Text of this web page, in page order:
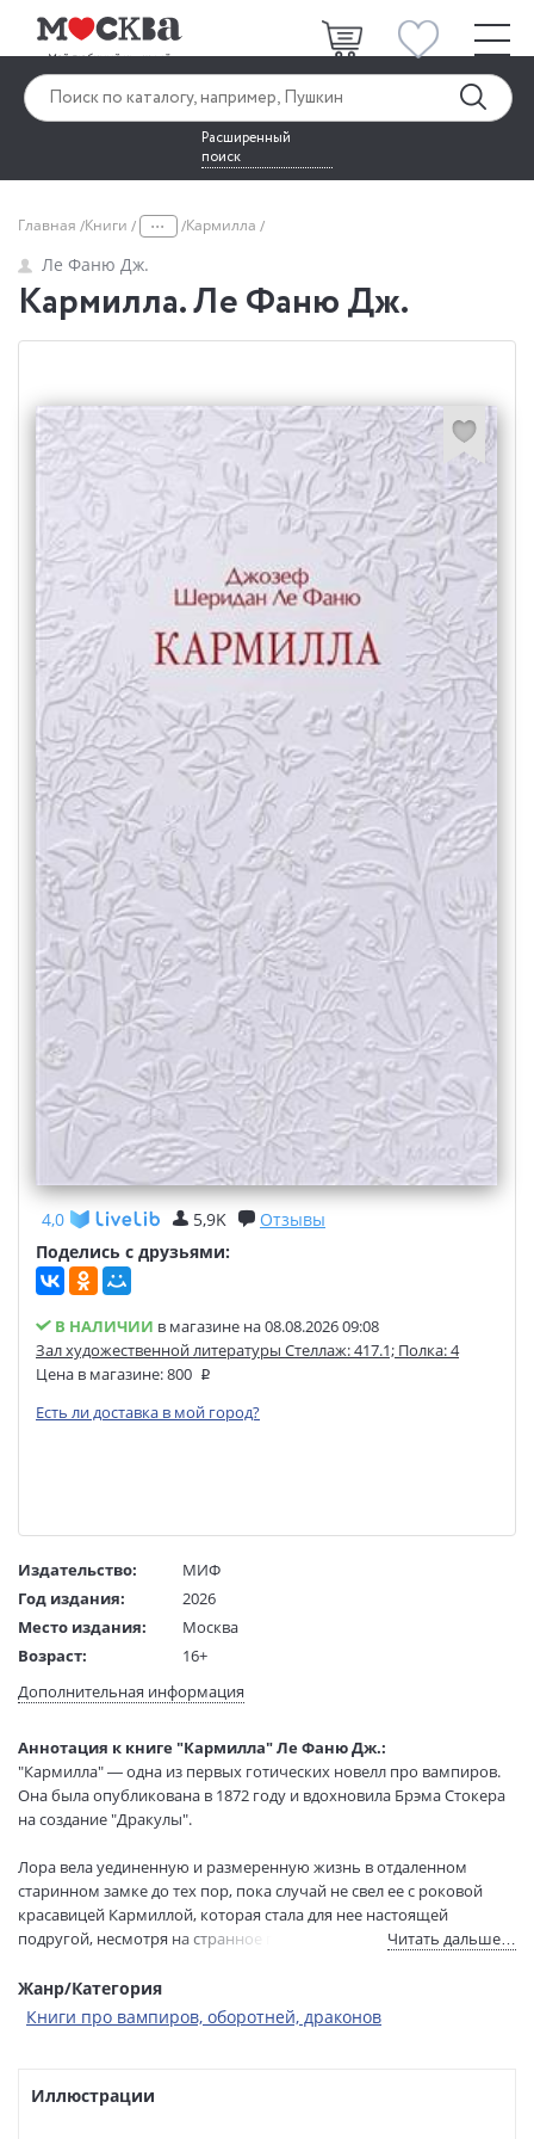
Расширенный
поиск
Главная Книги ... Кармилла
Ле Фаню Дж.
Кармилла. Ле Фаню Дж.
4,0 5,9K
Отзывы
Поделись с друзьями:
В НАЛИЧИИ в магазине на 08.08.2026 09:08
Зал художественной литературы Стеллаж: 417.1; Полка: 4
Цена в магазине:800
Есть ли доставка в мой город?
Издательство:
МИФ
Год издания:
2026
Место издания:
Москва
Возраст:
16+
Язык текста:
русский
Редактор/
составитель:
Бернгардт Евгения
Перевод:
Брилова Л., Перлова Е.
Тип обложки:
Твердый переплет
Размеры в мм
(ДхШхВ):
200x130x12
Вес:
320 гр.
Страниц:
224
Тираж:
Код товара:
1261485
В продаже с:
Дополнительная информация
Аннотация к книге "Кармилла" Ле Фаню Дж.:
"Кармилла" — одна из первых готических новелл про вампиров.
Она была опубликована в 1872 году и вдохновила Брэма Стокера
на создание "Дракулы".
Лора вела уединенную и размеренную жизнь в отдаленном
старинном замке до тех пор, пока случай не свел ее с роковой
красавицей Кармиллой, которая стала для нее настоящей
подругой, несмотря на странное поведение. Отец предлагает
подозревая, к каким последствиям это приведет. Ведь вскоре
Лору настигает загадочная болезнь...
Читать дальше…
Жанр/Категория
Книги про вампиров, оборотней, драконов
Иллюстрации